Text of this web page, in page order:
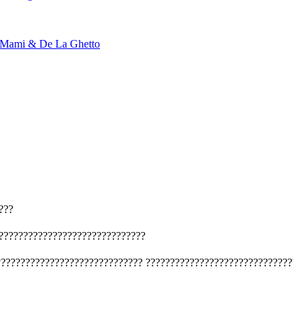
& De La Ghetto